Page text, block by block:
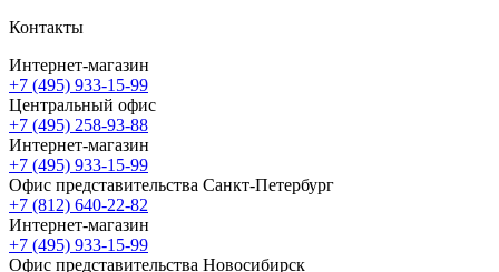
Контакты
Интернет-магазин
+7 (495) 933-15-99
Центральный офис
+7 (495) 258-93-88
Интернет-магазин
+7 (495) 933-15-99
Офис представительства Санкт-Петербург
+7 (812) 640-22-82
Интернет-магазин
+7 (495) 933-15-99
Офис представительства Новосибирск